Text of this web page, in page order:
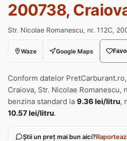
200738,
Str. Nicolae Romanescu, nr. 112C,
Waze Google Maps
Conform datelor
Craiova, Str. Nicolae Romanescu,
benzina standard la 9.36 lei/litru,
10.57 lei/litru.
Știi un preț mai bun aici?